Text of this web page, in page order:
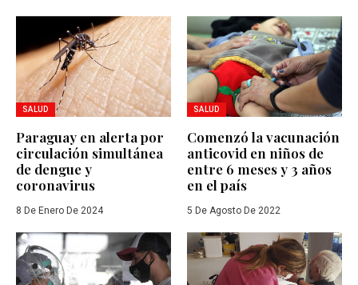
SALUD
Paraguay en alerta por
circulación simultánea
de dengue y
coronavirus
8 De Enero De 2024
SALUD
Comenzó la vacunación
anticovid en niños de
entre 6 meses y 3 años
en el país
5 De Agosto De 2022